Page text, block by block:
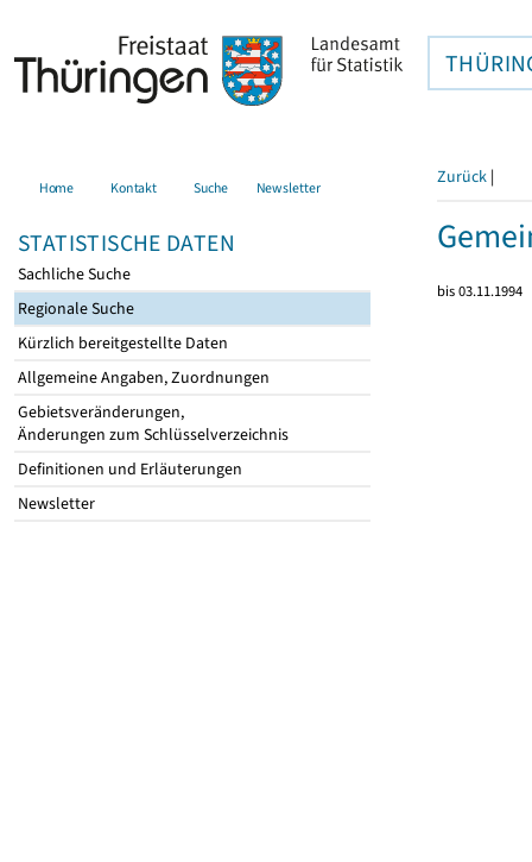
Home Kontakt Suche Newsletter
STATISTISCHE DATEN
Sachliche Suche
Regionale Suche
Kürzlich bereitgestellte Daten
Allgemeine Angaben, Zuordnungen
Gebietsveränderungen,
Änderungen zum Schlüsselverzeichnis
Definitionen und Erläuterungen
Newsletter
Zurück |
bis 03.11.1994